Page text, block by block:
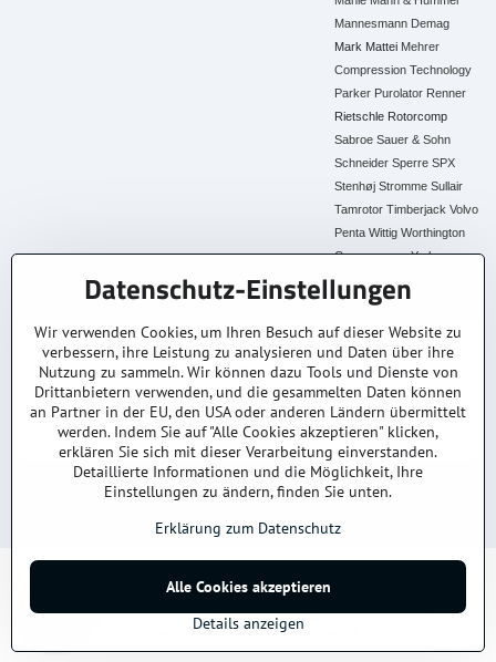
Mannesmann Demag
Mark Mattei Mehrer
Compression Technology
Parker Purolator Renner
Rietschle Rotorcomp
Sabroe Sauer & Sohn
Schneider Sperre SPX
Stenhøj Stromme Sullair
Tamrotor Timberjack Volvo
Penta Wittig Worthington
Creyssensac York
Alle Ersatzteile
30+ Jahre Erfahrung
Branchenexperten
Lagerware
Schneller Versand AT &
DE
Original & Kompatibel
Ersatzteile aller Marken
Faire Preise
Top Preis-Leistung
Fachberatung
Persönlich & kompetent
AGBVersand & LieferungKontakt / Anfrage
© 2026Urheberrecht
Datenschutz-EinstellungenErklärung zum Datenschutz
Website erstellt mit:BiznisWeb.sk
Datenschutz-Einstellungen
Wir verwenden Cookies, um Ihren Besuch auf dieser Website zu
verbessern, ihre Leistung zu analysieren und Daten über ihre
Nutzung zu sammeln. Wir können dazu Tools und Dienste von
Drittanbietern verwenden, und die gesammelten Daten können
an Partner in der EU, den USA oder anderen Ländern übermittelt
werden. Indem Sie auf "Alle Cookies akzeptieren" klicken,
erklären Sie sich mit dieser Verarbeitung einverstanden.
Detaillierte Informationen und die Möglichkeit, Ihre
Einstellungen zu ändern, finden Sie unten.
Erklärung zum Datenschutz
Details anzeigen
Alle Cookies akzeptieren